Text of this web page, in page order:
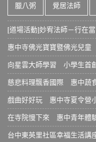
臘八粥 覺居法師
[道場活動]妙宥法師－行在
惠中寺佛光寶寶暨佛光兒
向星雲大師學習 小學生首
慈悲料理飄香國際 惠中蔬
戲曲好好玩 惠中寺夏令營
在寺院慢下來 惠中青年體
台中東英里社區幸福生活